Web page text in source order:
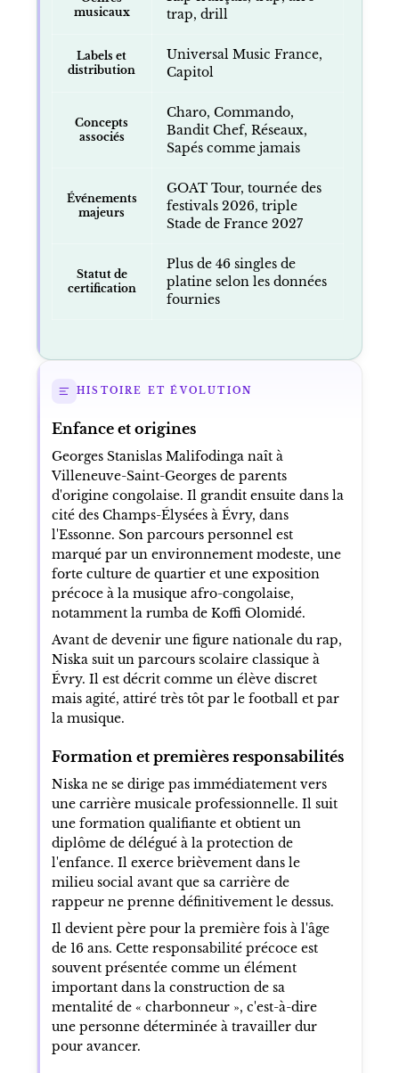
musicaux
trap, drill
Labels et
distribution
Universal Music France,
Capitol
Concepts
associés
Charo, Commando,
Bandit Chef, Réseaux,
Sapés comme jamais
Événements
majeurs
GOAT Tour, tournée des
festivals 2026, triple
Stade de France 2027
Statut de
certification
Plus de 46 singles de
platine selon les données
fournies
HISTOIRE ET ÉVOLUTION
Enfance et origines
Georges Stanislas Malifodinga naît à
Villeneuve-Saint-Georges de parents
d'origine congolaise. Il grandit ensuite dans la
cité des Champs-Élysées à Évry, dans
l'Essonne. Son parcours personnel est
marqué par un environnement modeste, une
forte culture de quartier et une exposition
précoce à la musique afro-congolaise,
notamment la rumba de Koffi Olomidé.
Avant de devenir une figure nationale du rap,
Niska suit un parcours scolaire classique à
Évry. Il est décrit comme un élève discret
mais agité, attiré très tôt par le football et par
la musique.
Formation et premières responsabilités
Niska ne se dirige pas immédiatement vers
une carrière musicale professionnelle. Il suit
une formation qualifiante et obtient un
diplôme de délégué à la protection de
l'enfance. Il exerce brièvement dans le
milieu social avant que sa carrière de
rappeur ne prenne définitivement le dessus.
Il devient père pour la première fois à l'âge
de 16 ans. Cette responsabilité précoce est
souvent présentée comme un élément
important dans la construction de sa
mentalité de « charbonneur », c'est-à-dire
une personne déterminée à travailler dur
pour avancer.